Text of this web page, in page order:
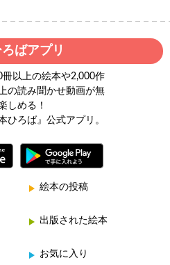
ばアプリ
冊以上の絵本や2,000作
の読み聞かせ動画が無
しめる！
ひろば』公式アプリ。
絵本の投稿
出版された絵本
お気に入り